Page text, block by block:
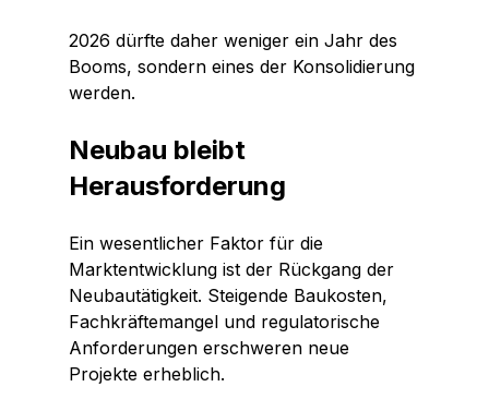
2026 dürfte daher weniger ein Jahr des
Booms, sondern eines der Konsolidierung
werden.
Neubau bleibt
Herausforderung
Ein wesentlicher Faktor für die
Marktentwicklung ist der Rückgang der
Neubautätigkeit. Steigende Baukosten,
Fachkräftemangel und regulatorische
Anforderungen erschweren neue
Projekte erheblich.